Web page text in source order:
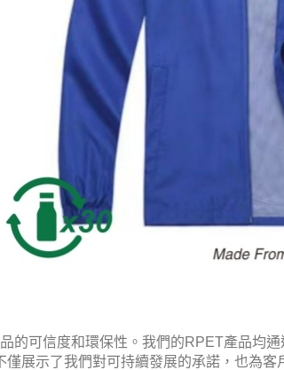
的可信度和環保性。我們的RPET產品均
展示了我們對可持續發展的承諾，也為